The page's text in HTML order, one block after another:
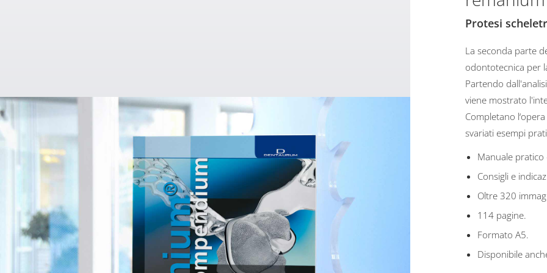
Protesi
La seconda parte
odontotecnica per
Partendo
viene mostrato
Completano
svariati esempi
Manuale
Consigli e
Oltre 320
114 pagine.
Formato A5.
Disponibile